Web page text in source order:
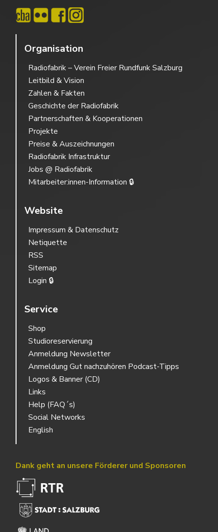
Organisation
Radiofabrik – Verein Freier Rundfunk Salzburg
Leitbild & Vision
Zahlen & Fakten
Geschichte der Radiofabrik
Partnerschaften & Kooperationen
Projekte
Preise & Auszeichnungen
Radiofabrik Infrastruktur
Jobs @ Radiofabrik
Mitarbeiter:innen-Information 🔒
Website
Impressum & Datenschutz
Netiquette
RSS
Sitemap
Login 🔒
Service
Shop
Studioreservierung
Anmeldung Newsletter
Anmeldung Gut nachzuhören Podcast-Tipps
Logos & Banner (CD)
Links
Help (FAQ´s)
Social Networks
English
Dank geht an unsere Förderer und Sponsoren